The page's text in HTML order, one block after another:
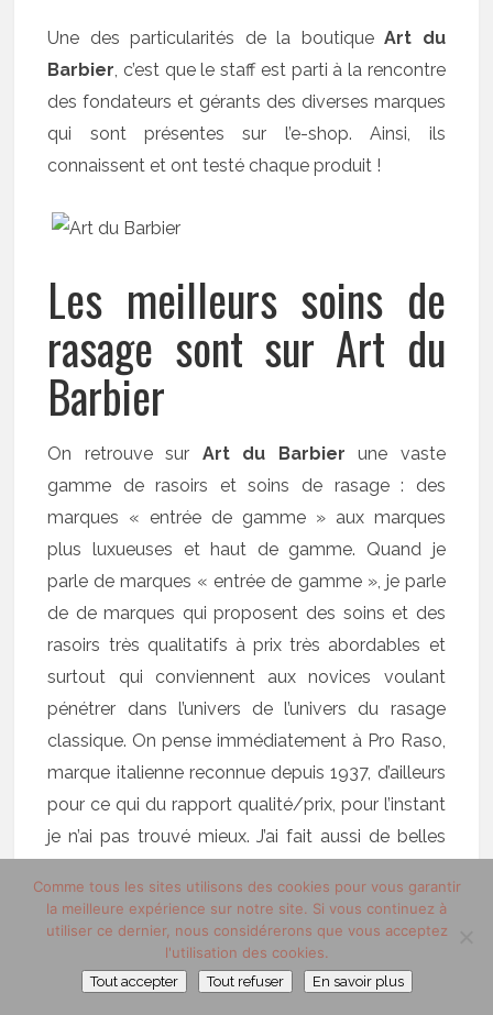
Une des particularités de la boutiqueArt du
Barbier, c’est que le staff est parti à la rencontre
des fondateurs et gérants des diverses marques
qui sont présentes sur l’e-shop. Ainsi, ils
connaissent et ont testé chaque produit !
Les meilleurs soins de
rasage sont sur Art du
Barbier
On retrouve sur Art du Barbier une vaste
gamme de rasoirs et soins de rasage : des
marques « entrée de gamme » aux marques
plus luxueuses et haut de gamme. Quand je
parle de marques « entrée de gamme », je parle
de de marques qui proposent des soins et des
rasoirs très qualitatifs à prix très abordables et
surtout qui conviennent aux novices voulant
pénétrer dans l’univers de l’univers du rasage
classique. On pense immédiatement à Pro Raso,
marque italienne reconnue depuis 1937, d’ailleurs
pour ce qui du rapport qualité/prix, pour l’instant
je n’ai pas trouvé mieux. J’ai fait aussi de belles
vais bientôt présenter ici !
Comme tous les sites utilisons des cookies pour vous garantir
la meilleure expérience sur notre site. Si vous continuez à
utiliser ce dernier, nous considérerons que vous acceptez
l'utilisation des cookies.
Tout accepter Tout refuser En savoir plus